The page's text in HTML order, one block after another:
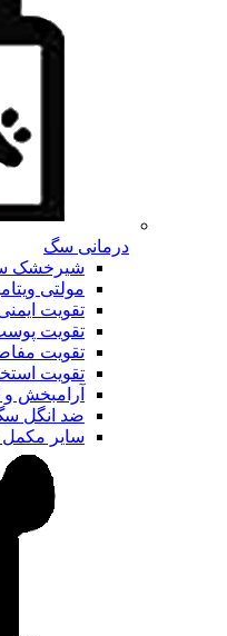
درمانی سگ
شیرخشک
مولتی
تقویت
تقویت
تقویت
تقویت
آرامبخش
ضد انگل
سایر